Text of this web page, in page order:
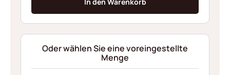
In den Warenkorb
Oder wählen Sie eine voreingestellte
Menge